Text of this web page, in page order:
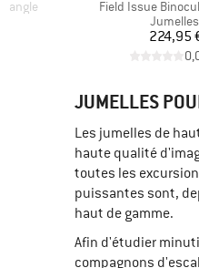
Article
Field Issue
Product
Jumelles
Prix
224,95
JUMELLES
Les jumelles de
haute qualité
toutes les
puissantes sont,
haut de gamme.
Afin d'étudier
compagnons